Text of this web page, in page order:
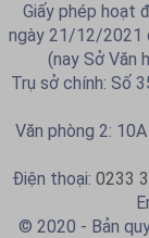
Giấy phép hoạt
ngày 21/12/2021
(nay Sở Văn
Trụ sở chính: Số
Văn phòng 2:
Điện thoại: 0233
© 2020 - Bản